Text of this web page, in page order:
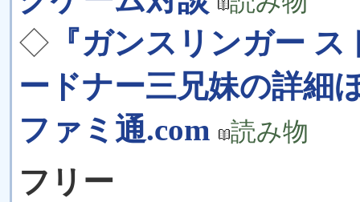
◇ 『ガンスリンガー
ードナー三兄妹の詳細
ファミ通.com
読み物
フリー